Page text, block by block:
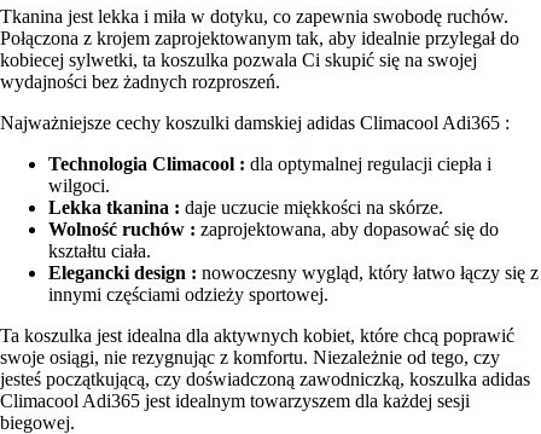
Tkanina jest lekka i miła w dotyku, co zapewnia swobodę ruchów.
Połączona z krojem zaprojektowanym tak, aby idealnie przylegał do
kobiecej sylwetki, ta koszulka pozwala Ci skupić się na swojej
wydajności bez żadnych rozproszeń.
Najważniejsze cechy koszulki damskiej adidas Climacool Adi365 :
Technologia Climacool : dla optymalnej regulacji ciepła i
wilgoci.
Lekka tkanina : daje uczucie miękkości na skórze.
Wolność ruchów : zaprojektowana, aby dopasować się do
kształtu ciała.
Elegancki design : nowoczesny wygląd, który łatwo łączy się z
innymi częściami odzieży sportowej.
Ta koszulka jest idealna dla aktywnych kobiet, które chcą poprawić
swoje osiągi, nie rezygnując z komfortu. Niezależnie od tego, czy
jesteś początkującą, czy doświadczoną zawodniczką, koszulka adidas
Climacool Adi365 jest idealnym towarzyszem dla każdej sesji
biegowej.